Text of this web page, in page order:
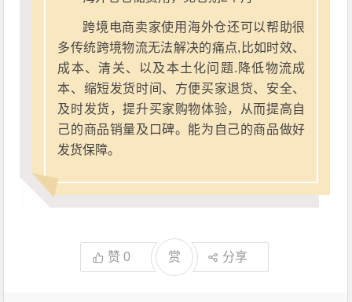
跨境电商卖家使用海外仓还可以帮助很
多传统跨境物流无法解决的痛点,比如时效、
成本、清关、以及本土化问题.降低物流成
本、缩短发货时间、方便买家退货、安全、
及时发货，提升买家购物体验，从而提高自
己的商品销量及口碑。能为自己的商品做好
发货保障。
赞0 赏 分享